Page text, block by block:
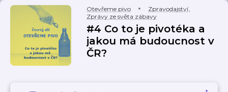
Otevřeme pivo Zpravodajství,
Zprávy ze světa zábavy
#4 Co to je pivotéka a
jakou má budoucnost v
ČR?